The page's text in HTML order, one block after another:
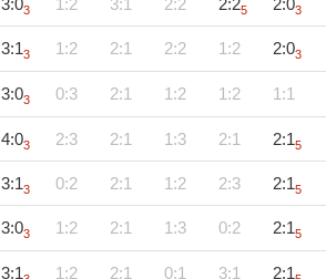
3:03 1:2 3:1 2:2 2:25 2:03
3:13 1:2 2:1 2:2 1:2 2:03
3:03 0:3 2:1 1:2 1:2 1:1
4:03 2:3 2:1 1:3 2:1 2:15
3:13 0:2 2:1 1:2 2:3 2:15
3:03 1:2 2:1 1:3 0:2 2:15
3:1 1:2 2:1 0:1 3:1 2:1